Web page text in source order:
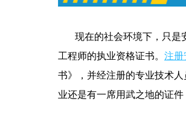
现在的社会环境下，只是
工程师的执业资格证书。 注册
书》，并经注册的专业技术
业还是有一席用武之地的证